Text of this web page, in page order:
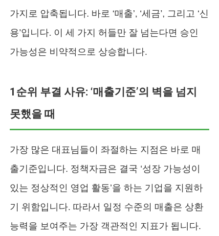
가지로 압축됩니다. 바로 ‘매출’, ‘세금’, 그리고 ‘신
용’입니다. 이 세 가지 허들만 잘 넘는다면 승인
가능성은 비약적으로 상승합니다.
1순위 부결 사유: ‘매출기준’의 벽을 넘지
못했을 때
가장 많은 대표님들이 좌절하는 지점은 바로 매
출기준입니다. 정책자금은 결국 ‘성장 가능성이
있는 정상적인 영업 활동’을 하는 기업을 지원하
기 위함입니다. 따라서 일정 수준의 매출은 상환
능력을 보여주는 가장 객관적인 지표가 됩니다.